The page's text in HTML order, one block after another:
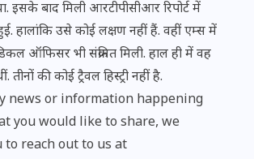
इसके बाद मिली आरटीपीसीआर रिपोर्ट में
हालांकि उसे कोई लक्षण नहीं हैं. वहीं एम्स में
ऑफिसर भी संक्रमित मिली. हाल ही में वह
तीनों की कोई ट्रैवल हिस्ट्री नहीं है.
news or information happening
you would like to share, we
to reach out to us at